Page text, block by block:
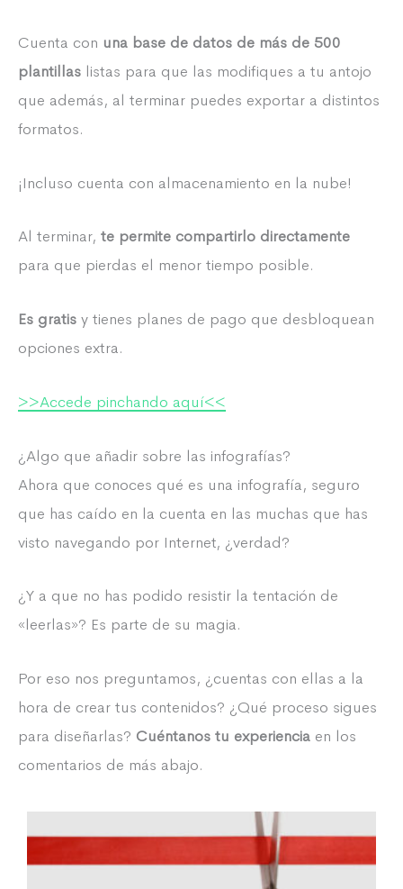
Cuenta con una base de datos de más de 500
plantillas listas para que las modifiques a tu antojo
que además, al terminar puedes exportar a distintos
formatos.
¡Incluso cuenta con almacenamiento en la nube!
Al terminar, te permite compartirlo directamente
para que pierdas el menor tiempo posible.
Es gratis y tienes planes de pago que desbloquean
opciones extra.
>>Accede pinchando aquí<<
¿Algo que añadir sobre las infografías?
Ahora que conoces qué es una infografía, seguro
que has caído en la cuenta en las muchas que has
visto navegando por Internet, ¿verdad?
¿Y a que no has podido resistir la tentación de
«leerlas»? Es parte de su magia.
Por eso nos preguntamos, ¿cuentas con ellas a la
hora de crear tus contenidos? ¿Qué proceso sigues
para diseñarlas? Cuéntanos tu experiencia en los
comentarios de más abajo.